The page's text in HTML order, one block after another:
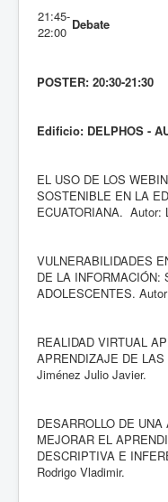
21:45-
22:00 Debate
POSTER: 20:30-21:30
Edificio: DELPHOS -
EL USO DE LOS
SOSTENIBLE EN LA
ECUATORIANA. Autor:
VULNERABILIDADES
DE LA INFORMACIÓN:
ADOLESCENTES.
REALIDAD VIRTUAL
APRENDIZAJE DE
Jiménez Julio Javier.
DESARROLLO DE
MEJORAR EL
DESCRIPTIVA E
Rodrigo Vladimir.